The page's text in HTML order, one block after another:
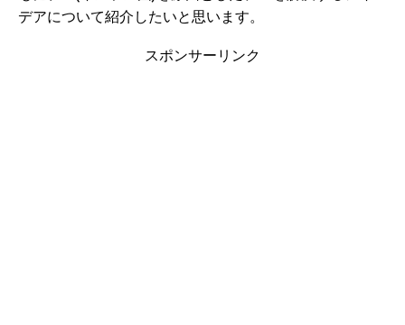
デアについて紹介したいと思います。
スポンサーリンク